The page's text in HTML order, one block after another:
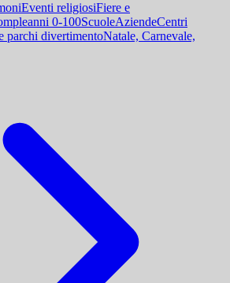
Eventi religiosiFiere e
0-100ScuoleAziendeCentri
parchi divertimentoNatale, Carnevale,